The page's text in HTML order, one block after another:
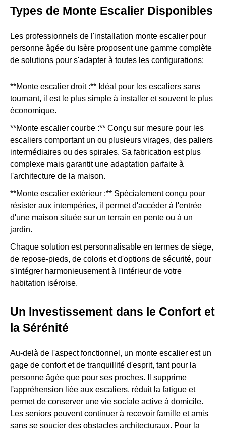
Types de Monte Escalier Disponibles
Les professionnels de l'installation monte escalier pour
personne âgée du Isère proposent une gamme complète
de solutions pour s'adapter à toutes les configurations:
**Monte escalier droit :** Idéal pour les escaliers sans
tournant, il est le plus simple à installer et souvent le plus
économique.
**Monte escalier courbe :** Conçu sur mesure pour les
escaliers comportant un ou plusieurs virages, des paliers
intermédiaires ou des spirales. Sa fabrication est plus
complexe mais garantit une adaptation parfaite à
l'architecture de la maison.
**Monte escalier extérieur :** Spécialement conçu pour
résister aux intempéries, il permet d'accéder à l'entrée
d'une maison située sur un terrain en pente ou à un
jardin.
Chaque solution est personnalisable en termes de siège,
de repose-pieds, de coloris et d'options de sécurité, pour
s'intégrer harmonieusement à l'intérieur de votre
habitation iséroise.
Un Investissement dans le Confort et
la Sérénité
Au-delà de l'aspect fonctionnel, un monte escalier est un
gage de confort et de tranquillité d'esprit, tant pour la
personne âgée que pour ses proches. Il supprime
l'appréhension liée aux escaliers, réduit la fatigue et
permet de conserver une vie sociale active à domicile.
Les seniors peuvent continuer à recevoir famille et amis
sans se soucier des obstacles architecturaux. Pour la